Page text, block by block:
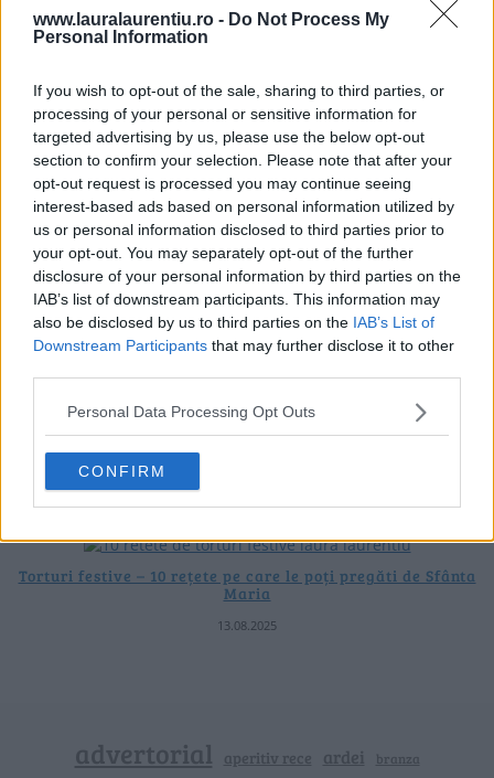
www.lauralaurentiu.ro - Do Not Process My
Personal Information
If you wish to opt-out of the sale, sharing to third parties, or
processing of your personal or sensitive information for
targeted advertising by us, please use the below opt-out
section to confirm your selection. Please note that after your
opt-out request is processed you may continue seeing
interest-based ads based on personal information utilized by
us or personal information disclosed to third parties prior to
your opt-out. You may separately opt-out of the further
disclosure of your personal information by third parties on the
IAB’s list of downstream participants. This information may
also be disclosed by us to third parties on the IAB’s List of
Downstream Participants that may further disclose it to other
Personal Data Processing Opt Outs
CONFIRM
10 rețete cu dovlecei de pregătit vara asta
4 rețete de gogoșari de pus la borcan toamna asta
Torturi festive – 10 rețete pe care le poți pregăti de Sfânta
Maria
13.08.2025
advertorial aperitiv rece ardei branza